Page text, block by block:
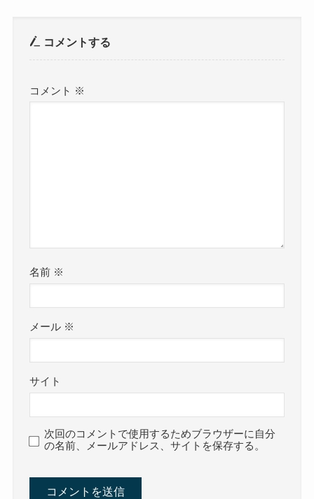
コメントする
コメント ※
名前 ※
メール ※
サイト
次回のコメントで使用するためブラウザーに自分
の名前、メールアドレス、サイトを保存する。